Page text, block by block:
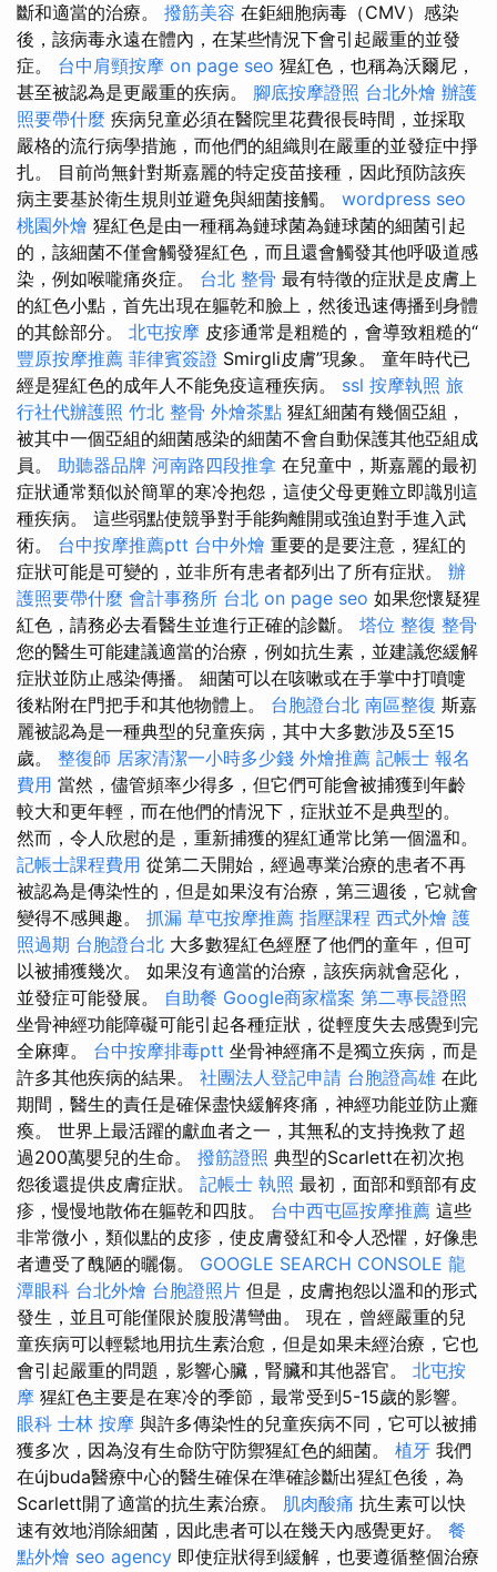
斷和適當的治療。 撥筋美容 在鉅細胞病毒（CMV）感染
後，該病毒永遠在體內，在某些情況下會引起嚴重的並發
症。 台中肩頸按摩 on page seo 猩紅色，也稱為沃爾尼，
甚至被認為是更嚴重的疾病。 腳底按摩證照 台北外燴 辦護
照要帶什麼 疾病兒童必須在醫院里花費很長時間，並採取
嚴格的流行病學措施，而他們的組織則在嚴重的並發症中掙
扎。 目前尚無針對斯嘉麗的特定疫苗接種，因此預防該疾
病主要基於衛生規則並避免與細菌接觸。 wordpress seo
桃園外燴 猩紅色是由一種稱為鏈球菌為鏈球菌的細菌引起
的，該細菌不僅會觸發猩紅色，而且還會觸發其他呼吸道感
染，例如喉嚨痛炎症。 台北 整骨 最有特徵的症狀是皮膚上
的紅色小點，首先出現在軀乾和臉上，然後迅速傳播到身體
的其餘部分。 北屯按摩 皮疹通常是粗糙的，會導致粗糙的“
豐原按摩推薦 菲律賓簽證 Smirgli皮膚”現象。 童年時代已
經是猩紅色的成年人不能免疫這種疾病。 ssl 按摩執照 旅
行社代辦護照 竹北 整骨 外燴茶點 猩紅細菌有幾個亞組，
被其中一個亞組的細菌感染的細菌不會自動保護其他亞組成
員。 助聽器品牌 河南路四段推拿 在兒童中，斯嘉麗的最初
症狀通常類似於簡單的寒冷抱怨，這使父母更難立即識別這
種疾病。 這些弱點使競爭對手能夠離開或強迫對手進入武
術。 台中按摩推薦ptt 台中外燴 重要的是要注意，猩紅的
症狀可能是可變的，並非所有患者都列出了所有症狀。 辦
護照要帶什麼 會計事務所 台北 on page seo 如果您懷疑猩
紅色，請務必去看醫生並進行正確的診斷。 塔位 整復 整骨
您的醫生可能建議適當的治療，例如抗生素，並建議您緩解
症狀並防止感染傳播。 細菌可以在咳嗽或在手掌中打噴嚏
後粘附在門把手和其他物體上。 台胞證台北 南區整復 斯嘉
麗被認為是一種典型的兒童疾病，其中大多數涉及5至15
歲。 整復師 居家清潔一小時多少錢 外燴推薦 記帳士 報名
費用 當然，儘管頻率少得多，但它們可能會被捕獲到年齡
較大和更年輕，而在他們的情況下，症狀並不是典型的。
然而，令人欣慰的是，重新捕獲的猩紅通常比第一個溫和。
記帳士課程費用 從第二天開始，經過專業治療的患者不再
被認為是傳染性的，但是如果沒有治療，第三週後，它就會
變得不感興趣。 抓漏 草屯按摩推薦 指壓課程 西式外燴 護
照過期 台胞證台北 大多數猩紅色經歷了他們的童年，但可
以被捕獲幾次。 如果沒有適當的治療，該疾病就會惡化，
並發症可能發展。 自助餐 Google商家檔案 第二專長證照
坐骨神經功能障礙可能引起各種症狀，從輕度失去感覺到完
全麻痺。 台中按摩排毒ptt 坐骨神經痛不是獨立疾病，而是
許多其他疾病的結果。 社團法人登記申請 台胞證高雄 在此
期間，醫生的責任是確保盡快緩解疼痛，神經功能並防止癱
瘓。 世界上最活躍的獻血者之一，其無私的支持挽救了超
過200萬嬰兒的生命。 撥筋證照 典型的Scarlett在初次抱
怨後還提供皮膚症狀。 記帳士 執照 最初，面部和頸部有皮
疹，慢慢地散佈在軀乾和四肢。 台中西屯區按摩推薦 這些
非常微小，類似點的皮疹，使皮膚發紅和令人恐懼，好像患
者遭受了醜陋的曬傷。 GOOGLE SEARCH CONSOLE 龍
潭眼科 台北外燴 台胞證照片 但是，皮膚抱怨以溫和的形式
發生，並且可能僅限於腹股溝彎曲。 現在，曾經嚴重的兒
童疾病可以輕鬆地用抗生素治愈，但是如果未經治療，它也
會引起嚴重的問題，影響心臟，腎臟和其他器官。 北屯按
摩 猩紅色主要是在寒冷的季節，最常受到5-15歲的影響。
眼科 士林 按摩 與許多傳染性的兒童疾病不同，它可以被捕
獲多次，因為沒有生命防守防禦猩紅色的細菌。 植牙 我們
在újbuda醫療中心的醫生確保在準確診斷出猩紅色後，為
Scarlett開了適當的抗生素治療。 肌肉酸痛 抗生素可以快
速有效地消除細菌，因此患者可以在幾天內感覺更好。 餐
點外燴 seo agency 即使症狀得到緩解，也要遵循整個治療